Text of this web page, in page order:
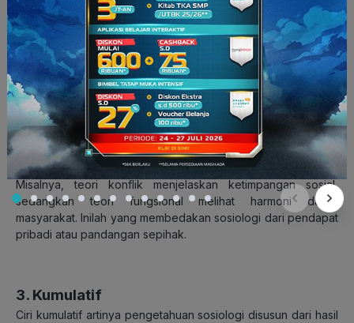
untuk mencari tahu pola dalam masyarakat. Jadi, ilmu
sosiologi mempelajari tentang realitas sosial, bukan imajinasi
belaka.
2. Teoritis
Ciri teoritis yaitu sosiologi menyusun kerangka
berpikir untuk
menjelaskan fakta sosial. Setiap fenomena sosial dianalisis
dan dihubungkan dengan teori-teori tertentu.
Misalnya, teori konflik menjelaskan ketimpangan sosial,
sedangkan teori fungsional melihat harmoni dalam
masyarakat. Inilah yang membedakan sosiologi dari pendapat
pribadi atau pandangan sepihak.
3. Kumulatif
Ciri kumulatif artinya pengetahuan sosiologi disusun dari hasil